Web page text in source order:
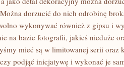
dorzucić do nich odrobinę
wykonywać również z gipsu i
na bazie fotografii, jakieś nieduże
mieć są w limitowanej serii
podjąć inicjatywę i wykonać je